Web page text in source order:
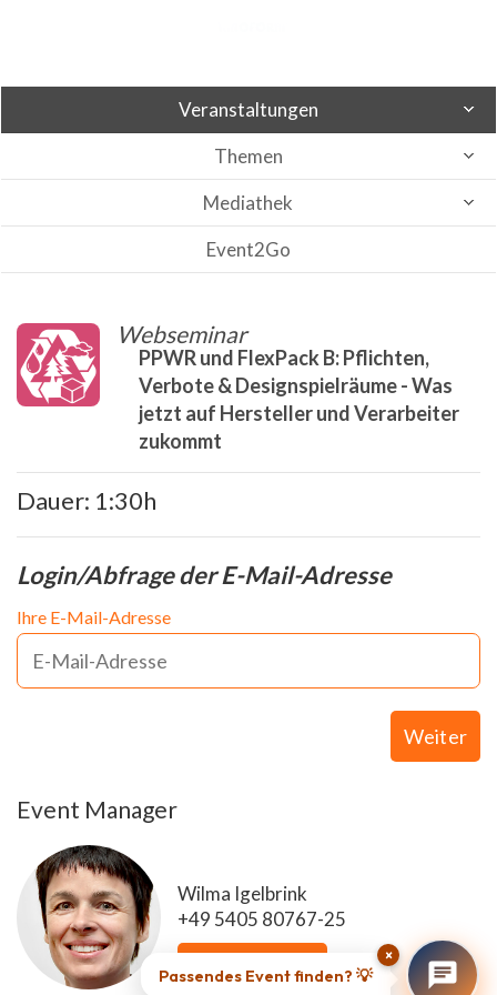
Veranstaltungen
Themen
Mediathek
Event2Go
Webseminar
PPWR und FlexPack B: Pflichten,
Verbote & Designspielräume - Was
jetzt auf Hersteller und Verarbeiter
zukommt
Dauer: 1:30h
Login/Abfrage der E-Mail-Adresse
Ihre E-Mail-Adresse
Weiter
Event Manager
Wilma Igelbrink
+49 5405 80767-25
×
Passendes Event finden? 💡